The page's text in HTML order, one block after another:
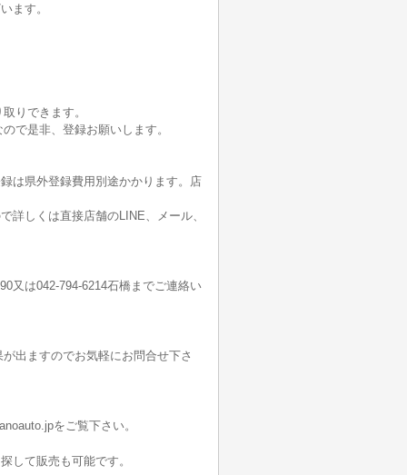
ます。
りできます。
で是非、登録お願いします。
は県外登録費用別途かかります。店
しくは直接店舗のLINE、メール、
又は042-794-6214石橋までご連絡い
出ますのでお気軽にお問合せ下さ
をご覧下さい。
して販売も可能です。